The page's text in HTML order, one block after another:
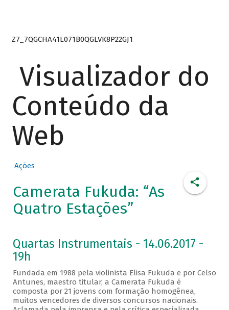
Z7_7QGCHA41L071B0QGLVK8P22GJ1
Visualizador do
Conteúdo da
Web
Ações
Camerata Fukuda: “As
Quatro Estações”
Quartas Instrumentais - 14.06.2017 -
19h
Fundada em 1988 pela violinista Elisa Fukuda e por Celso
Antunes, maestro titular, a Camerata Fukuda é
composta por 21 jovens com formação homogênea,
muitos vencedores de diversos concursos nacionais.